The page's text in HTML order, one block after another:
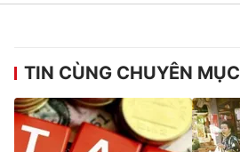
TIN CÙNG CHUYÊN MỤC